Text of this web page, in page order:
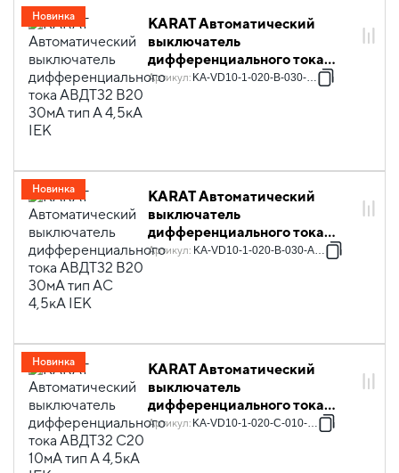
KARAT Автоматический
выключатель
дифференциального тока
АВДТ32 B20 30мА тип A 4,5кА
Артикул: KA-VD10-1-020-B-030-A-1
Новинка
KARAT Автоматический
выключатель
дифференциального тока
АВДТ32 B20 30мА тип AC
Артикул: KA-VD10-1-020-B-030-AC-1
Новинка
KARAT Автоматический
выключатель
дифференциального тока
АВДТ32 C20 10мА тип A 4,5кА
Артикул: KA-VD10-1-020-C-010-A-1
Новинка